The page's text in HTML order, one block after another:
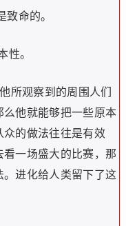
命的。
性。
所观察到的周围人们
他就能够把一些原本
众的做法往往是有效
一场盛大的比赛，那
进化给人类留下了这